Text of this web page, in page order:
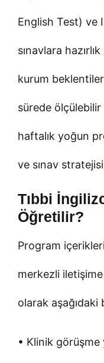
English Test) ve
sınavlara
kurum
sürede
haftalık yoğun
ve sınav
Tıbbi
Öğretilir?
Program
merkezli iletişime
olarak aşağıdaki
• Klinik görüşme